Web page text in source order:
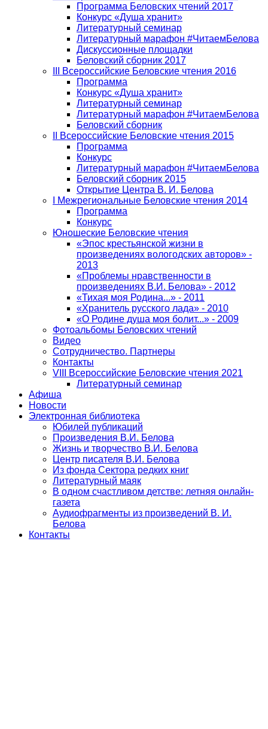
Программа Беловских чтений 2017
Конкурс «Душа хранит»
Литературный семинар
Литературный марафон #ЧитаемБелова
Дискуссионные площадки
Беловский сборник 2017
III Всероссийские Беловские чтения 2016
Программа
Конкурс «Душа хранит»
Литературный семинар
Литературный марафон #ЧитаемБелова
Беловский сборник
II Всероссийские Беловские чтения 2015
Программа
Конкурс
Литературный марафон #ЧитаемБелова
Беловский сборник 2015
Открытие Центра В. И. Белова
I Межрегиональные Беловские чтения 2014
Программа
Конкурс
Юношеские Беловские чтения
«Эпос крестьянской жизни в
произведениях вологодских авторов» -
2013
«Проблемы нравственности в
произведениях В.И. Белова» - 2012
«Тихая моя Родина...» - 2011
«Хранитель русского лада» - 2010
«О Родине душа моя болит...» - 2009
Фотоальбомы Беловских чтений
Видео
Сотрудничество. Партнеры
Контакты
VIII Всероссийские Беловские чтения 2021
Литературный семинар
Афиша
Новости
Электронная библиотека
Юбилей публикаций
Произведения В.И. Белова
Жизнь и творчество В.И. Белова
Центр писателя В.И. Белова
Из фонда Сектора редких книг
Литературный маяк
В одном счастливом детстве: летняя онлайн-
газета
Аудиофрагменты из произведений В. И.
Белова
Контакты